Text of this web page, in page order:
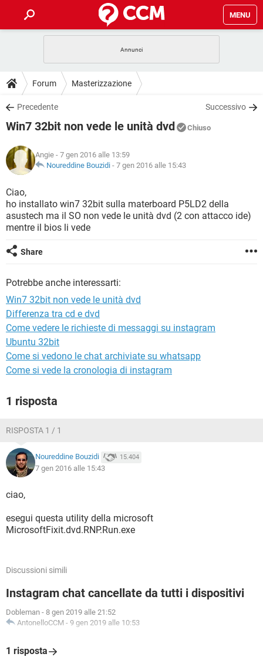
MENU
INTRATTENIMENTO ANDROID
iOS
INSTAGRAM WHATSAPP
TIKTOK
HARDWARE
GUIDE
COVID-19
INSTAGRAM
TIKTOK
HARDWARE
DOWNLOAD
COVID-19 GAMING
INTRATTENIMENTO
iOS WINDOWS 10
INSTAGRAM
TIKTOK FACEBOOK
HARDWARE
COVID-19
INTRATTENIMENTO
iOS
INSTAGRAM WHATSAPP
HARDWARE
GLOSSARIO
COVID-19
INTRATTENIMENTO ANDROID
iOS
INSTAGRAM
HARDWARE
Forum Masterizzazione
Precedente Successivo
Win7 32bit non vede le unità dvd Chiuso
Angie - 7 gen 2016 alle 13:59
Noureddine Bouzidi - 7 gen 2016 alle 15:43
Ciao,
ho installato win7 32bit sulla materboard P5LD2 della
asustech ma il SO non vede le unità dvd (2 con attacco ide)
mentre il bios li vede
Share
Potrebbe anche interessarti:
Win7 32bit non vede le unità dvd
Differenza tra cd e dvd
Come vedere le richieste di messaggi su instagram
Ubuntu 32bit
Come si vedono le chat archiviate su whatsapp
Come si vede la cronologia di instagram
1 risposta
RISPOSTA 1 / 1
Noureddine Bouzidi 15.404
7 gen 2016 alle 15:43
ciao,
esegui questa utility della microsoft
MicrosoftFixit.dvd.RNP.Run.exe
Discussioni simili
Instagram chat cancellate da tutti i dispositivi
Dobleman - 8 gen 2019 alle 21:52
AntonelloCCM - 9 gen 2019 alle 10:53
1 risposta